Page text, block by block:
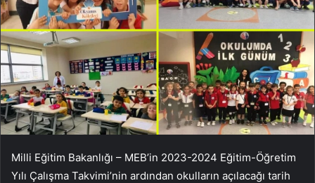
Milli Eğitim Bakanlığı – MEB’in 2023-2024 Eğitim-Öğretim
Yılı Çalışma Takvimi’nin ardından okulların açılacağı tarih